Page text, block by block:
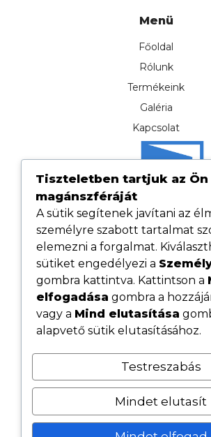
Menü
Főoldal
Rólunk
Termékeink
Galéria
Kapcsolat
Hasznos linkek
Adatvédelmi tájékoztató
Cookie tájékoztató
Kövess minket közösségi
Tiszteletben tartjuk az Ön
magánszféráját
A sütik segítenek javítani az
személyre szabott tartalmat
elemezni a forgalmat.
sütiket engedélyezi a
gombra kattintva. Kattintson a
elfogadása gombra a
vagy a Mind elutasítása
alapvető sütik elutasításához.
Testreszabás
Mindet elutasít